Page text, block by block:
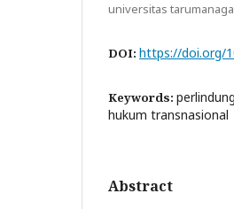
universitas
DOI: https://doi.org/
Keywords:
hukum transnasional
Abstract